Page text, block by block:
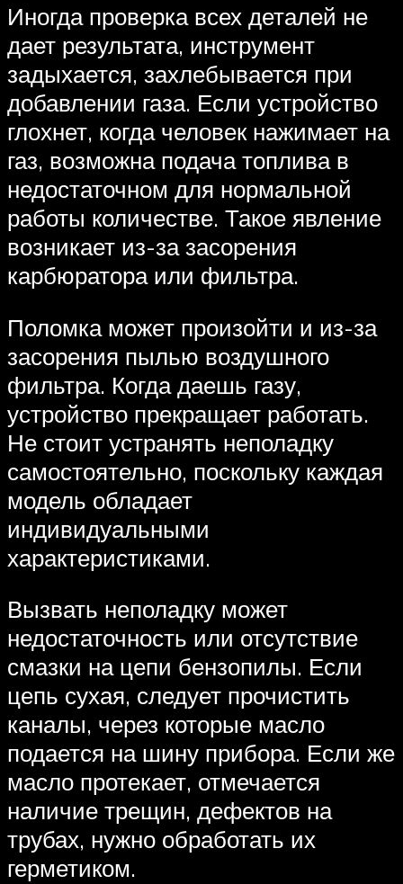
Иногда проверка всех деталей не
дает результата, инструмент
задыхается, захлебывается при
добавлении газа. Если устройство
глохнет, когда человек нажимает на
газ, возможна подача топлива в
недостаточном для нормальной
работы количестве. Такое явление
возникает из-за засорения
карбюратора или фильтра.
Поломка может произойти и из-за
засорения пылью воздушного
фильтра. Когда даешь газу,
устройство прекращает работать.
Не стоит устранять неполадку
самостоятельно, поскольку каждая
модель обладает
индивидуальными
характеристиками.
Вызвать неполадку может
недостаточность или отсутствие
смазки на цепи бензопилы. Если
цепь сухая, следует прочистить
каналы, через которые масло
подается на шину прибора. Если же
масло протекает, отмечается
наличие трещин, дефектов на
трубах, нужно обработать их
герметиком.